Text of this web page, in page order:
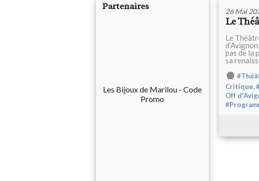
Partenaires
Les Bijoux de Marilou - Code
Promo
26 Mai
Le
Le
pas de la
sa
Critique,
Off